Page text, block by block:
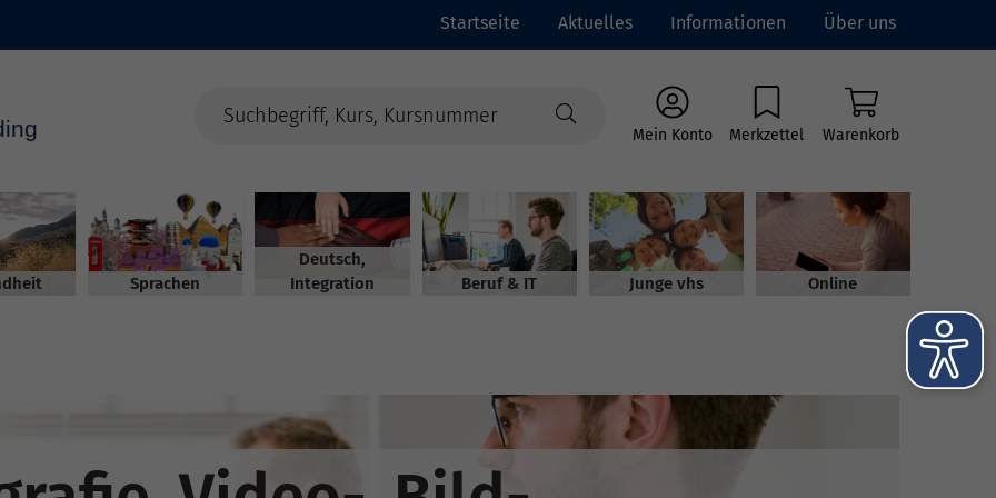
Startseite Aktuelles Informationen Über uns
Mein Konto Merkzettel Warenkorb
Sprachen
Deutsch,
Integration
Beruf & IT Junge vhs Online